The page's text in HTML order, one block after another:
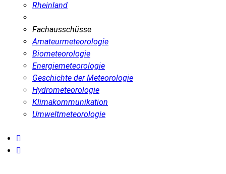
Rheinland
Fachausschüsse
Amateurmeteorologie
Biometeorologie
Energiemeteorologie
Geschichte der Meteorologie
Hydrometeorologie
Klimakommunikation
Umweltmeteorologie